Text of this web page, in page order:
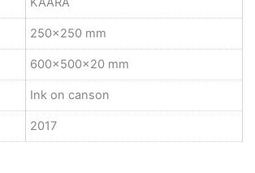
250×250 mm
600×500×20 mm
Ink on canson
2017